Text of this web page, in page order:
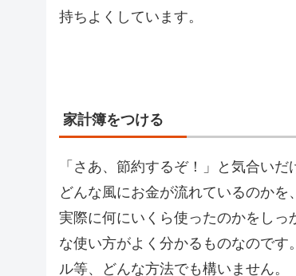
持ちよくしています。
家計簿をつける
「さあ、節約するぞ！」と気合い
どんな風にお金が流れているのかを
実際に何にいくら使ったのかをし
な使い方がよく分かるものなので
ル等、どんな方法でも構いません。